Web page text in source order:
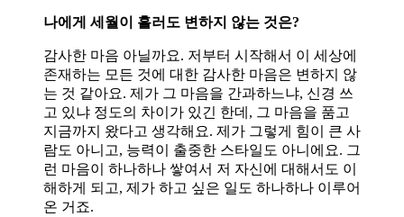
나에게 세월이 흘러도 변하지 않는 것은?
감사한 마음 아닐까요. 저부터 시작해서 이 세상에
존재하는 모든 것에 대한 감사한 마음은 변하지 않
는 것 같아요. 제가 그 마음을 간과하느냐, 신경 쓰
고 있냐 정도의 차이가 있긴 한데, 그 마음을 품고
지금까지 왔다고 생각해요. 제가 그렇게 힘이 큰 사
람도 아니고, 능력이 출중한 스타일도 아니에요. 그
런 마음이 하나하나 쌓여서 저 자신에 대해서도 이
해하게 되고, 제가 하고 싶은 일도 하나하나 이루어
온 거죠.